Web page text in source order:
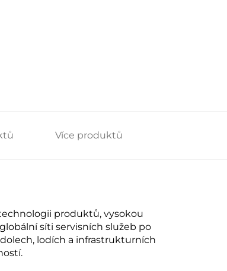
Více produktů
produktů, vysokou
síti servisních služeb po
lodích a infrastrukturních